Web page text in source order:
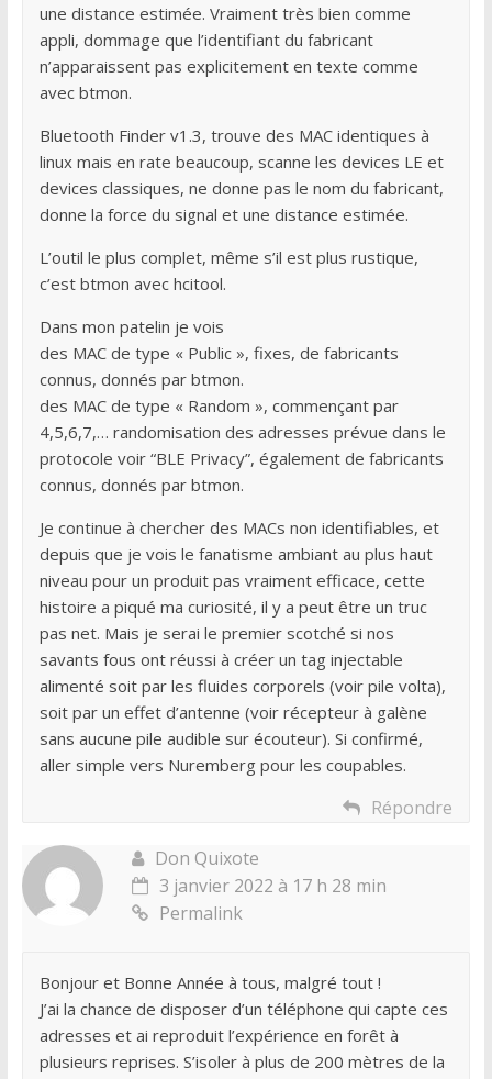
une distance estimée. Vraiment très bien comme
appli, dommage que l’identifiant du fabricant
n’apparaissent pas explicitement en texte comme
avec btmon.
Bluetooth Finder v1.3, trouve des MAC identiques à
linux mais en rate beaucoup, scanne les devices LE et
devices classiques, ne donne pas le nom du fabricant,
donne la force du signal et une distance estimée.
L’outil le plus complet, même s’il est plus rustique,
c’est btmon avec hcitool.
Dans mon patelin je vois
des MAC de type « Public », fixes, de fabricants
connus, donnés par btmon.
des MAC de type « Random », commençant par
4,5,6,7,… randomisation des adresses prévue dans le
protocole voir “BLE Privacy”, également de fabricants
connus, donnés par btmon.
Je continue à chercher des MACs non identifiables, et
depuis que je vois le fanatisme ambiant au plus haut
niveau pour un produit pas vraiment efficace, cette
histoire a piqué ma curiosité, il y a peut être un truc
pas net. Mais je serai le premier scotché si nos
savants fous ont réussi à créer un tag injectable
alimenté soit par les fluides corporels (voir pile volta),
soit par un effet d’antenne (voir récepteur à galène
sans aucune pile audible sur écouteur). Si confirmé,
aller simple vers Nuremberg pour les coupables.
Répondre
Don Quixote
3 janvier 2022 à 17 h 28 min
Permalink
Bonjour et Bonne Année à tous, malgré tout !
J’ai la chance de disposer d’un téléphone qui capte ces
adresses et ai reproduit l’expérience en forêt à
plusieurs reprises. S’isoler à plus de 200 mètres de la